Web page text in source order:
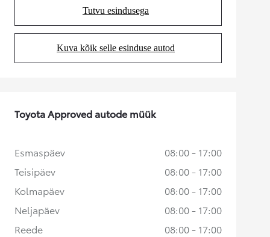
Tutvu esindusega
(Opens in new tab)
Kuva kõik selle esinduse autod
(Opens in new tab)
Toyota Approved autode müük
Esmaspäev
08:00 - 17:00
Teisipäev
08:00 - 17:00
Kolmapäev
08:00 - 17:00
Neljapäev
08:00 - 17:00
Reede
08:00 - 17:00